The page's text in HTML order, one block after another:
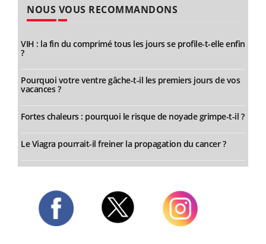
NOUS VOUS RECOMMANDONS
VIH : la fin du comprimé tous les jours se profile-t-elle enfin
?
Pourquoi votre ventre gâche-t-il les premiers jours de vos
vacances ?
Fortes chaleurs : pourquoi le risque de noyade grimpe-t-il ?
Le Viagra pourrait-il freiner la propagation du cancer ?